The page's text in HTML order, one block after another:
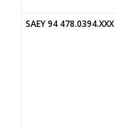
SAEY 94 478.0394.XXX